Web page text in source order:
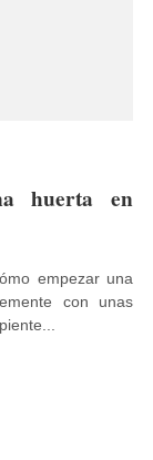
huerta en
empezar una
con unas